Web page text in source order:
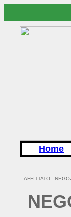
Home
AFFITTATO -